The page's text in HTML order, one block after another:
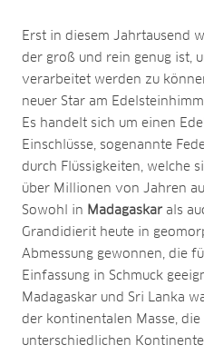
Erst in diesem Jahrtausend
der groß und rein genug ist,
verarbeitet werden zu
neuer Star am
Es handelt sich um einen
Einschlüsse, sogenannte
durch Flüssigkeiten, welche
über Millionen von Jahren
Sowohl in Madagaskar als
Grandidierit heute in
Abmessung gewonnen, die
Einfassung in Schmuck
Madagaskar und Sri Lanka
der kontinentalen Masse,
unterschiedlichen